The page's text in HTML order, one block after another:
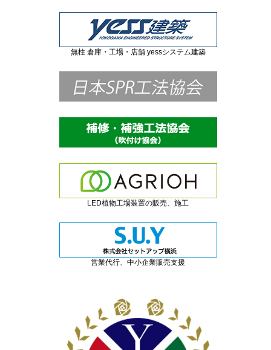
無柱 倉庫・工場・店舗 yessシステム建築
LED植物工場装置の販売、施工
営業代行、中小企業販売支援